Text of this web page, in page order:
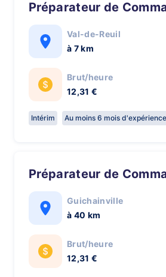
Préparateur de
Val-de-Reuil
à 7 km
Brut/heure
12,31 €
Intérim Au moins 6 mois d'expérience
Préparateur de
Guichainville
à 40 km
Brut/heure
12,31 €